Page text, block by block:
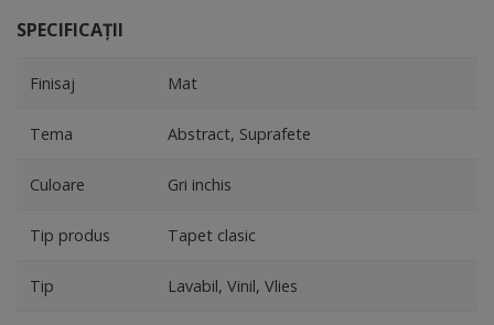
SPECIFICAȚII
Finisaj Mat
Tema Abstract, Suprafete
Culoare Gri inchis
Tip produs Tapet clasic
Tip Lavabil, Vinil, Vlies